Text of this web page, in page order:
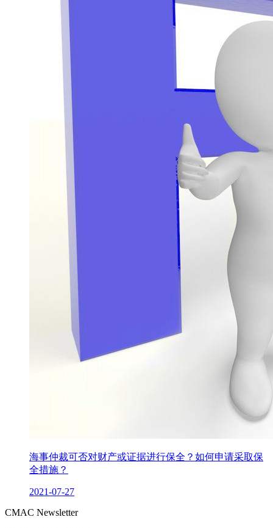
海事仲裁可否对财产或证据进行保全？如何申请采取保
全措施？
2021-07-27
CMAC Newsletter